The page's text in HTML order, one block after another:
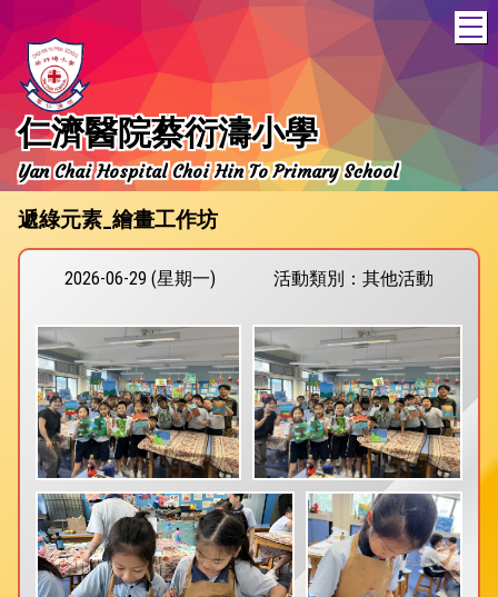
仁濟醫院蔡衍濤小學
Yan Chai Hospital Choi Hin To Primary School
遞綠元素_繪畫工作坊
2026-06-29 (星期一) 活動類別：其他活動